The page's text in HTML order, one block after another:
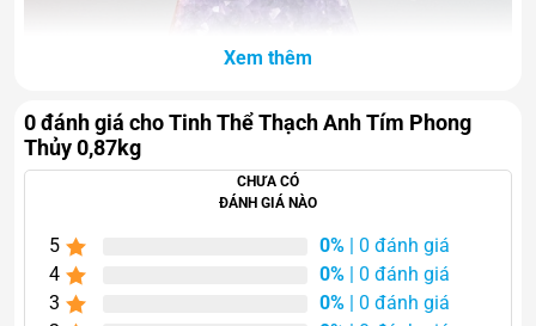
Xem thêm
0 đánh giá cho Tinh Thể Thạch Anh Tím Phong
Thủy 0,87kg
CHƯA CÓ
ĐÁNH GIÁ NÀO
5 0% | 0 đánh giá
4
0% | 0 đánh giá
3
0% | 0 đánh giá